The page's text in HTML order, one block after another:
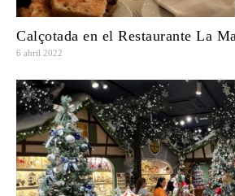
Calçotada en el Restaurante La
6 abril 2022